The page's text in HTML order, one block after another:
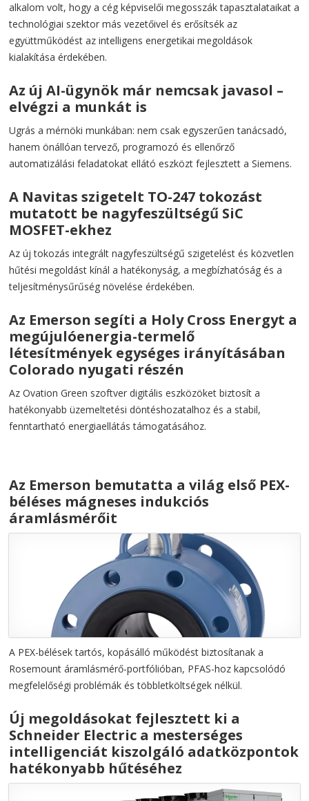
alkalom volt, hogy a cég képviselői megosszák tapasztalataikat a
technológiai szektor más vezetőivel és erősítsék az
együttműködést az intelligens energetikai megoldások
kialakítása érdekében.
Az új AI-ügynök már nemcsak javasol –
elvégzi a munkát is
Ugrás a mérnöki munkában: nem csak egyszerűen tanácsadó,
hanem önállóan tervező, programozó és ellenőrző
automatizálási feladatokat ellátó eszközt fejlesztett a Siemens.
A Navitas szigetelt TO-247 tokozást
mutatott be nagyfeszültségű SiC
MOSFET-ekhez
Az új tokozás integrált nagyfeszültségű szigetelést és közvetlen
hűtési megoldást kínál a hatékonyság, a megbízhatóság és a
teljesítménysűrűség növelése érdekében.
Az Emerson segíti a Holy Cross Energyt a
megújulóenergia-termelő
létesítmények egységes irányításában
Colorado nyugati részén
Az Ovation Green szoftver digitális eszközöket biztosít a
hatékonyabb üzemeltetési döntéshozatalhoz és a stabil,
fenntartható energiaellátás támogatásához.
Az Emerson bemutatta a világ első PEX-
béléses mágneses indukciós
áramlásmérőit
A PEX-bélések tartós, kopásálló működést biztosítanak a
Rosemount áramlásmérő-portfólióban, PFAS-hoz kapcsolódó
megfelelőségi problémák és többletköltségek nélkül.
Új megoldásokat fejlesztett ki a
Schneider Electric a mesterséges
intelligenciát kiszolgáló adatközpontok
hatékonyabb hűtéséhez